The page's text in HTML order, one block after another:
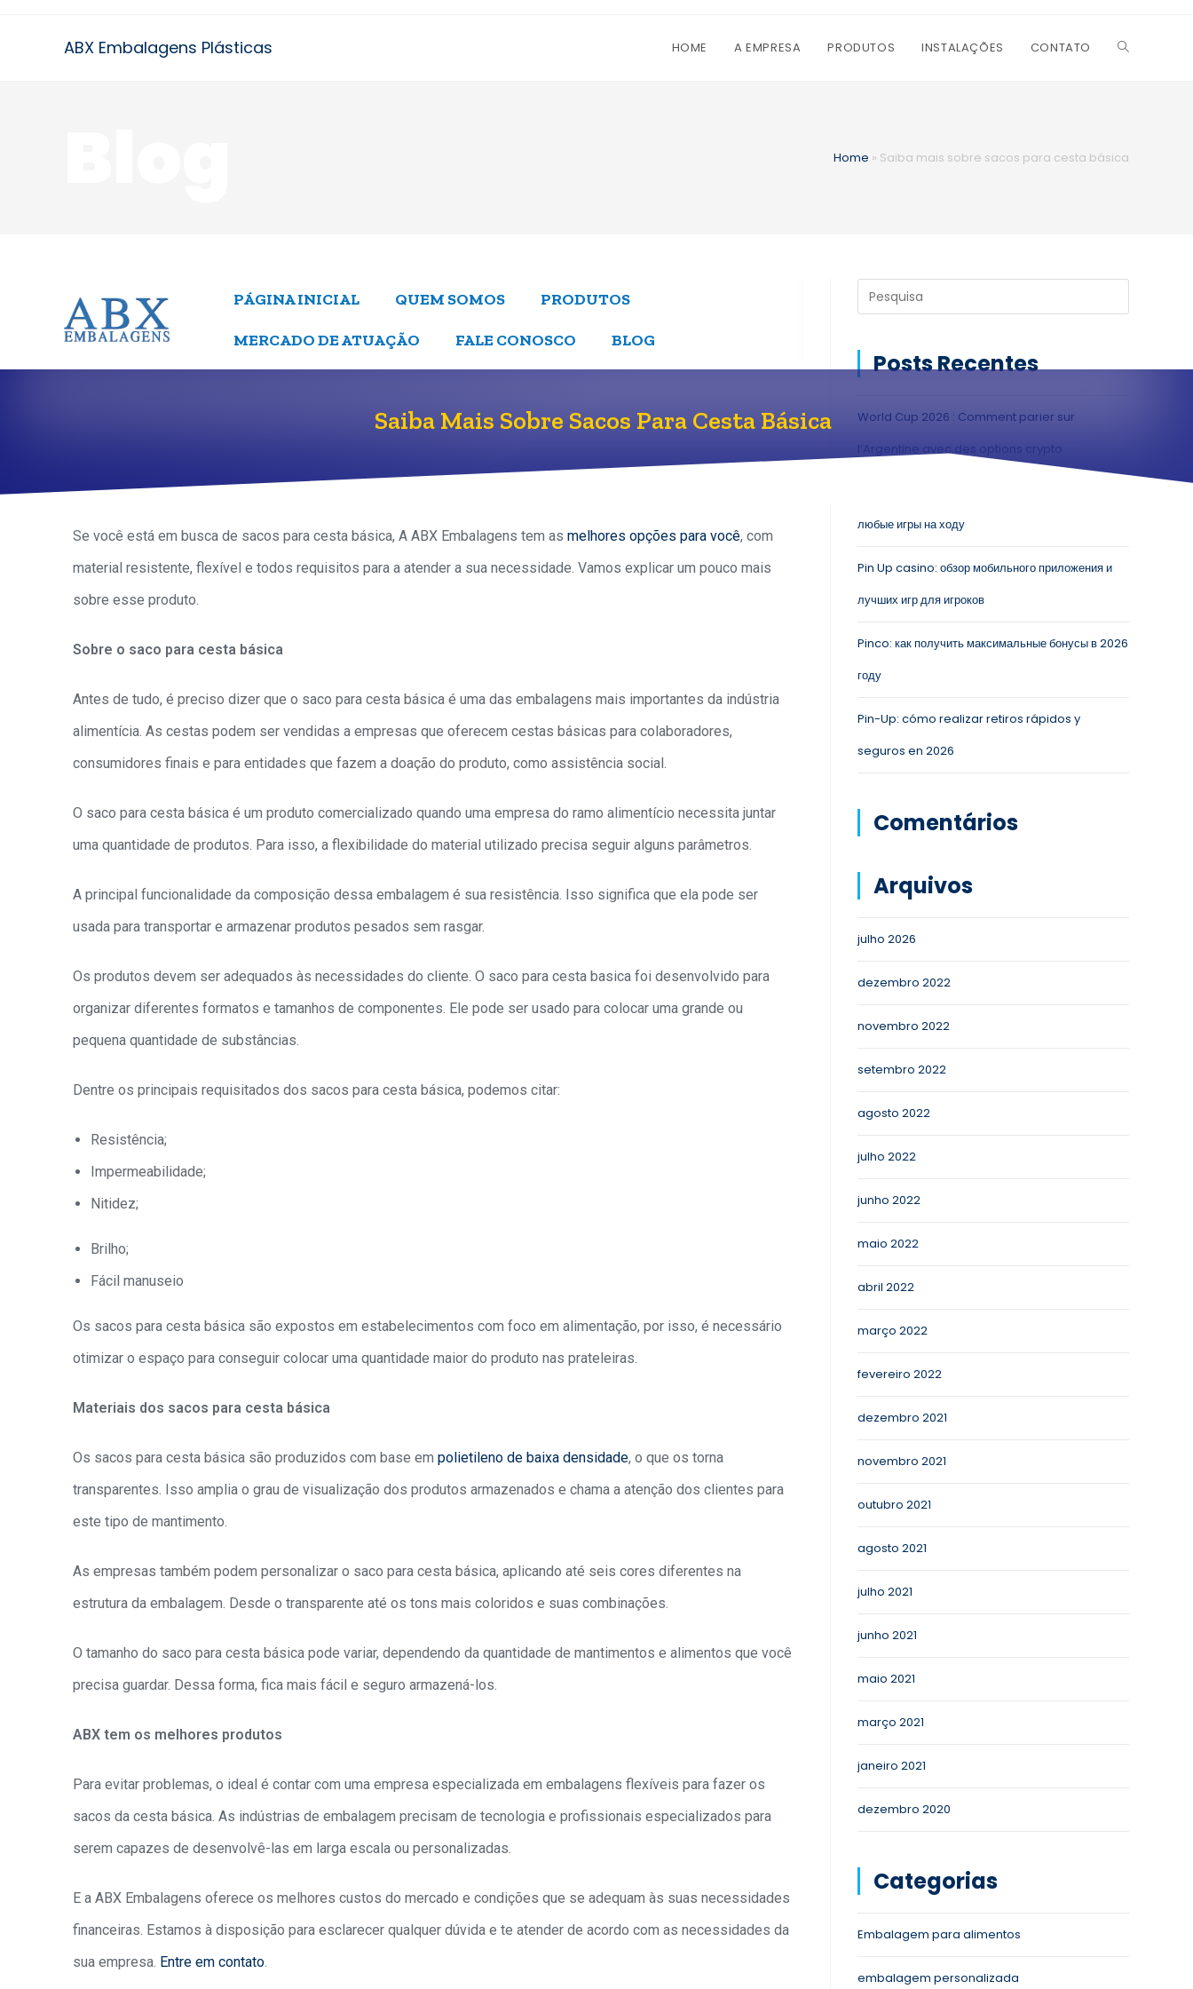
ABX Embalagens Plásticas HOME A EMPRESA PRODUTOS INSTALAÇÕES CONTATO
Home » Saiba mais sobre sacos para cesta básica
PÁGINA INICIAL QUEM SOMOS PRODUTOS
MERCADO DE ATUAÇÃO FALE CONOSCO BLOG
Saiba Mais Sobre Sacos Para Cesta Básica
Se você está em busca de sacos para cesta básica, A ABX Embalagens tem as melhores opções para você, com
material resistente, flexível e todos requisitos para a atender a sua necessidade. Vamos explicar um pouco mais
sobre esse produto.
Sobre o saco para cesta básica
Antes de tudo, é preciso dizer que o saco para cesta básica é uma das embalagens mais importantes da indústria
alimentícia. As cestas podem ser vendidas a empresas que oferecem cestas básicas para colaboradores,
consumidores finais e para entidades que fazem a doação do produto, como assistência social.
O saco para cesta básica é um produto comercializado quando uma empresa do ramo alimentício necessita juntar
uma quantidade de produtos. Para isso, a flexibilidade do material utilizado precisa seguir alguns parâmetros.
A principal funcionalidade da composição dessa embalagem é sua resistência. Isso significa que ela pode ser
usada para transportar e armazenar produtos pesados sem rasgar.
Os produtos devem ser adequados às necessidades do cliente. O saco para cesta basica foi desenvolvido para
organizar diferentes formatos e tamanhos de componentes. Ele pode ser usado para colocar uma grande ou
pequena quantidade de substâncias.
Dentre os principais requisitados dos sacos para cesta básica, podemos citar:
Resistência;
Impermeabilidade;
Nitidez;
Brilho;
Fácil manuseio
Os sacos para cesta básica são expostos em estabelecimentos com foco em alimentação, por isso, é necessário
otimizar o espaço para conseguir colocar uma quantidade maior do produto nas prateleiras.
Materiais dos sacos para cesta básica
Os sacos para cesta básica são produzidos com base em polietileno de baixa densidade, o que os torna
transparentes. Isso amplia o grau de visualização dos produtos armazenados e chama a atenção dos clientes para
este tipo de mantimento.
As empresas também podem personalizar o saco para cesta básica, aplicando até seis cores diferentes na
estrutura da embalagem. Desde o transparente até os tons mais coloridos e suas combinações.
O tamanho do saco para cesta básica pode variar, dependendo da quantidade de mantimentos e alimentos que você
precisa guardar. Dessa forma, fica mais fácil e seguro armazená-los.
ABX tem os melhores produtos
Para evitar problemas, o ideal é contar com uma empresa especializada em embalagens flexíveis para fazer os
sacos da cesta básica. As indústrias de embalagem precisam de tecnologia e profissionais especializados para
serem capazes de desenvolvê-las em larga escala ou personalizadas.
E a ABX Embalagens oferece os melhores custos do mercado e condições que se adequam às suas necessidades
financeiras. Estamos à disposição para esclarecer qualquer dúvida e te atender de acordo com as necessidades da
sua empresa. Entre em contato.
Posts Recentes
World Cup 2026 : Comment parier sur
l’Argentine avec des options crypto
любые игры на ходу
Pin Up casino: обзор мобильного приложения и
лучших игр для игроков
Pinco: как получить максимальные бонусы в 2026
году
Pin-Up: cómo realizar retiros rápidos y
seguros en 2026
Comentários
Arquivos
julho 2026
dezembro 2022
novembro 2022
setembro 2022
agosto 2022
julho 2022
junho 2022
maio 2022
abril 2022
março 2022
fevereiro 2022
dezembro 2021
novembro 2021
outubro 2021
agosto 2021
julho 2021
junho 2021
maio 2021
março 2021
janeiro 2021
dezembro 2020
Categorias
Embalagem para alimentos
embalagem personalizada